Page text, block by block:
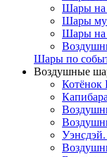
Шары на
Шары
Шары на
Шары по
Воздушные
Котёнок
Капибара